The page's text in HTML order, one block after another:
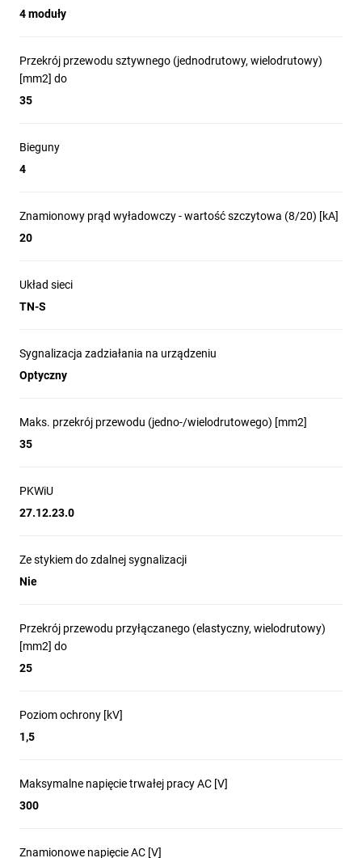
4 moduły
Przekrój przewodu sztywnego (jednodrutowy, wielodrutowy)
[mm2] do
35
Bieguny
4
Znamionowy prąd wyładowczy - wartość szczytowa (8/20) [kA]
20
Układ sieci
TN-S
Sygnalizacja zadziałania na urządzeniu
Optyczny
Maks. przekrój przewodu (jedno-/wielodrutowego) [mm2]
35
PKWiU
27.12.23.0
Ze stykiem do zdalnej sygnalizacji
Nie
Przekrój przewodu przyłączanego (elastyczny, wielodrutowy)
[mm2] do
25
Poziom ochrony [kV]
1,5
Maksymalne napięcie trwałej pracy AC [V]
300
Znamionowe napięcie AC [V]